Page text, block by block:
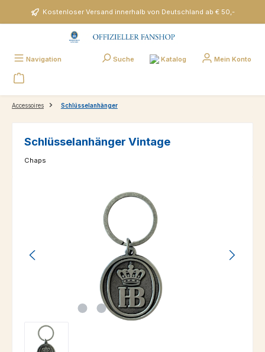
Zum Hauptinhalt springenKostenloser Versand innerhalb von Deutschland ab € 50,-
Navigation Suche Katalog Mein Konto
Accessoires Schlüsselanhänger
Schlüsselanhänger Vintage
Chaps